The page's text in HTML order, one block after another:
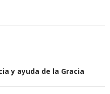
y ayuda de la Gracia